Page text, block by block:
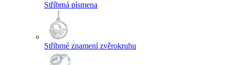
Stříbrná písmena
Stříbrné znamení zvěrokruhu